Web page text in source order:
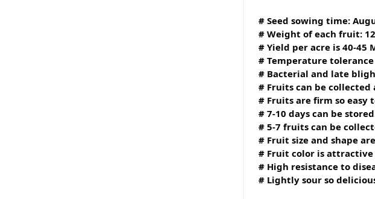
# Seed sowing time:
# Weight of each fruit:
# Yield per acre is 40-45
# Temperature tolerance
# Bacterial and late
# Fruits can be
# Fruits are firm so easy
# 7-10 days can be
# 5-7 fruits can be
# Fruit size and shape
# Fruit color is attractive
# High resistance to
# Lightly sour so